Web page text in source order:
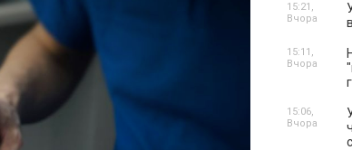
15:21,
Вчора
15:11,
Вчора
15:06,
Вчора